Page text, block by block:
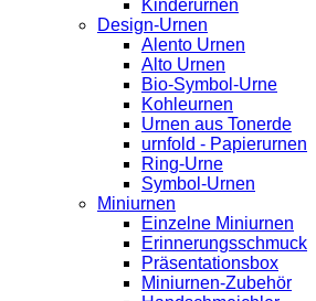
Kinderurnen
Design-Urnen
Alento Urnen
Alto Urnen
Bio-Symbol-Urne
Kohleurnen
Urnen aus Tonerde
urnfold - Papierurnen
Ring-Urne
Symbol-Urnen
Miniurnen
Einzelne Miniurnen
Erinnerungsschmuck
Präsentationsbox
Miniurnen-Zubehör